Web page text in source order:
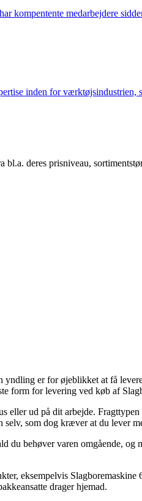
medarbejdere
inden for
deres prisniveau,
er for øjeblikket at få
form for levering ved køb af
ud på dit arbejde.
som dog kræver at du lever
behøver varen omgående,
eksempelvis Slagboremaskine
drager hjemad.